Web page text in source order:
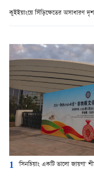
কুইইয়াংয়ে সিঁড়িক্ষেতের অসাধারণ
1 'সিনচিয়াং একটি ভালো জায়গা'